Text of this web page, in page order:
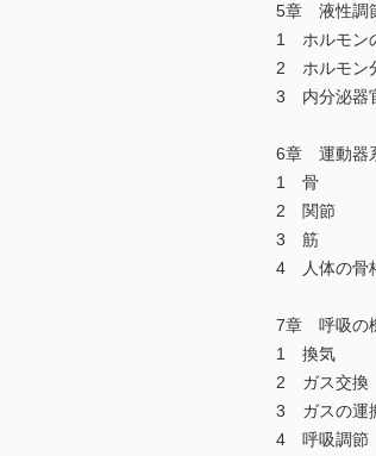
5章 液性調
1 ホルモン
2 ホルモン
3 内分泌器
6章 運動器
1 骨
2 関節
3 筋
4 人体の骨
7章 呼吸の
1 換気
2 ガス交換
3 ガスの運
4 呼吸調節